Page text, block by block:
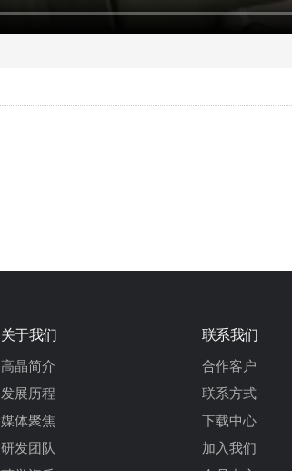
关于我们
高晶简介
发展历程
媒体聚焦
研发团队
联系我们
合作客户
联系方式
下载中心
加入我们